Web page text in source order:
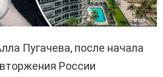
Пугачева, после начала
России